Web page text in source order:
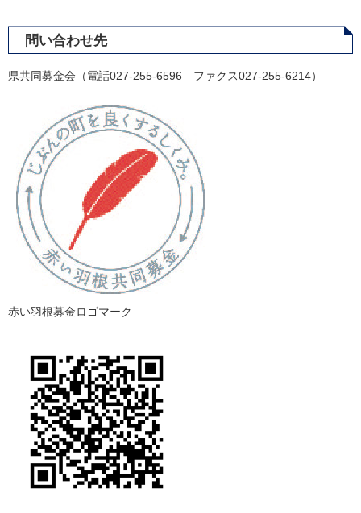
問い合わせ先
県共同募金会（電話027-255-6596 ファクス027-255-6214）
赤い羽根募金ロゴマーク